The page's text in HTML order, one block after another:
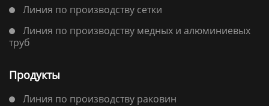
Линия по производству сетки
Линия по производству медных и алюминиевых
труб
Продукты
Линия по производству раковин